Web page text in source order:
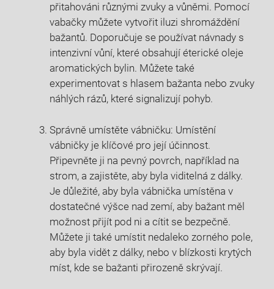
přitahováni různými zvuky a vůněmi. Pomocí
vabačky můžete vytvořit iluzi⁤ shromáždění
bažantů. Doporučuje se používat návnady​ s
intenzivní vůní, které obsahují éterické oleje ​
aromatických bylin. Můžete také
experimentovat s‌ hlasem bažanta nebo zvuky
náhlých‍ rázů, které signalizují pohyb.
Správně umístěte‌ vábničku:⁣ Umístění ​
vábničky je klíčové pro její ​účinnost.
Připevněte ji na pevný povrch, například na
strom, a zajistěte, aby byla viditelná z dálky.‍
Je‌ důležité, aby byla vábnička umístěna v
dostatečné výšce nad zemí, aby bažant měl
možnost přijít⁤ pod ni a cítit se bezpečně.
Můžete ji také umístit​ nedaleko zorného⁤ pole,
⁤aby byla vidět z dálky, nebo v‍ blízkosti ‍krytých
míst, kde⁢ se bažanti přirozeně skrývají.